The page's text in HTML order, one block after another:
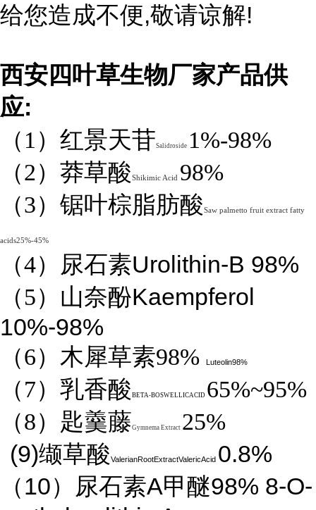
给您造成不便,敬请谅解!
西安四叶草生物厂家产品供
应:
（1）红景天苷Salidroside 1%-98%
（2）莽草酸Shikimic Acid 98%
（3）锯叶棕脂肪酸Saw palmetto fruit extract fatty
acids25%-45%
（4） 尿石素Urolithin-B 98%
（5）山奈酚Kaempferol
10%-98%
（6）木犀草素98% Luteolin98%
（7）乳香酸 BETA-BOSWELLICACID 65%~95%
（8）匙羹藤Gymnema Extract 25%
(9)缬草酸ValerianRootExtractValericAcid 0.8%
（10）尿石素A甲醚98% 8-O-